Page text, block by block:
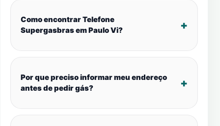
Como encontrar Telefone
Supergasbras em Paulo Vi?
Por que preciso informar meu endereço
antes de pedir gás?